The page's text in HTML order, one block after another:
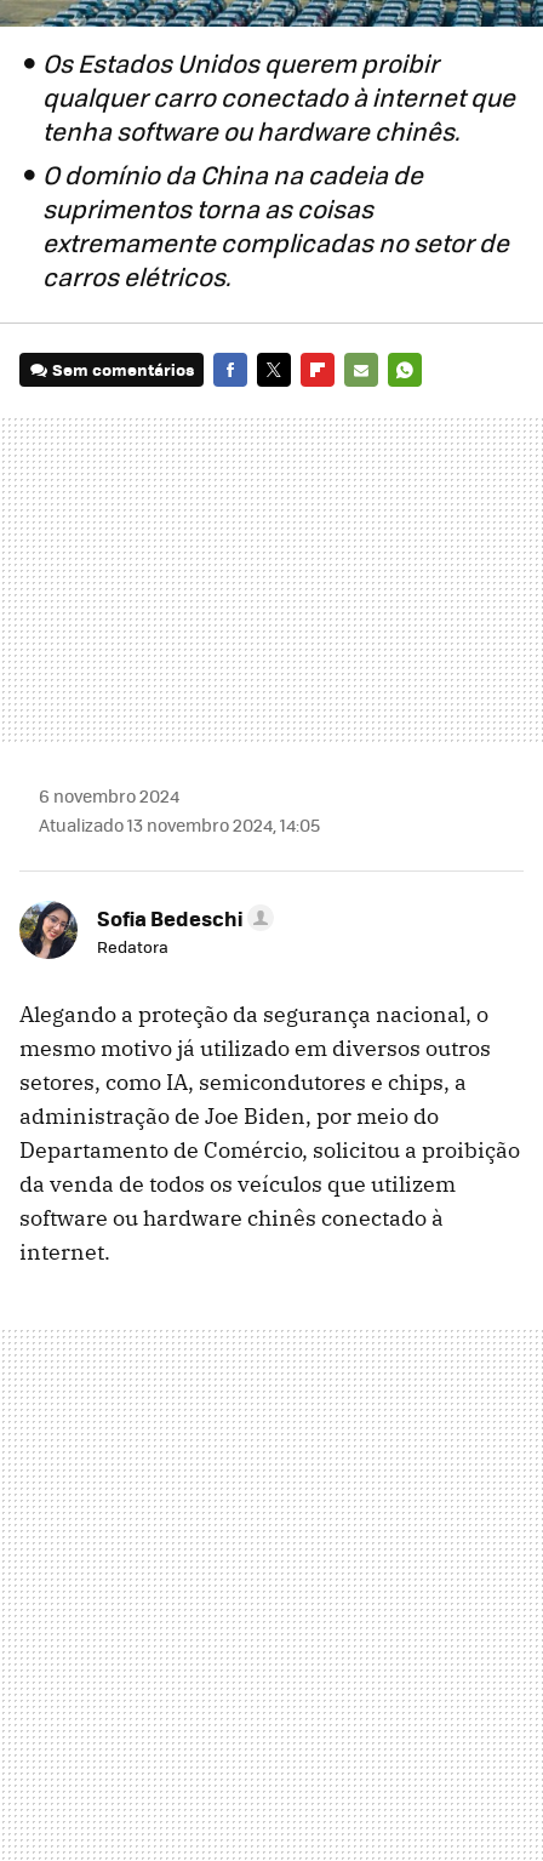
Os Estados Unidos querem proibir
qualquer carro conectado à internet que
tenha software ou hardware chinês.
O domínio da China na cadeia de
suprimentos torna as coisas
extremamente complicadas no setor de
carros elétricos.
Sem comentários
MAIL
6 novembro 2024
Atualizado 13 novembro 2024, 14:05
Sofia Bedeschi
Redatora
Alegando a proteção da segurança nacional, o
mesmo motivo já utilizado em diversos outros
setores, como IA, semicondutores e chips, a
administração de Joe Biden, por meio do
Departamento de Comércio, solicitou a proibição
da venda de todos os veículos que utilizem
software ou hardware chinês conectado à
internet.